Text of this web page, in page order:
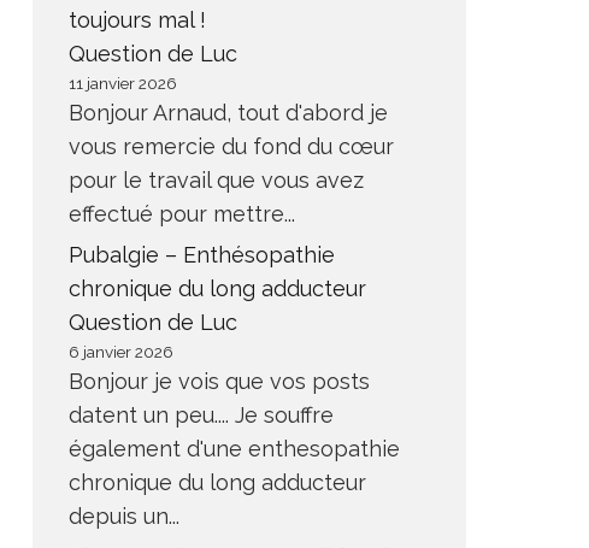
toujours mal !
Question de Luc
11 janvier 2026
Bonjour Arnaud, tout d'abord je
vous remercie du fond du cœur
pour le travail que vous avez
effectué pour mettre...
Pubalgie – Enthésopathie
chronique du long adducteur
Question de Luc
6 janvier 2026
Bonjour je vois que vos posts
datent un peu.... Je souffre
également d'une enthesopathie
chronique du long adducteur
depuis un...